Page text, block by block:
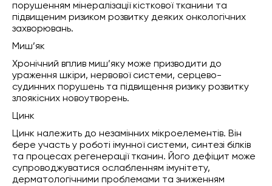
порушенням мінералізації кісткової тканини та
підвищеним ризиком розвитку деяких онкологічних
захворювань.
Миш’як
Хронічний вплив миш’яку може призводити до
ураження шкіри, нервової системи, серцево-
судинних порушень та підвищення ризику розвитку
злоякісних новоутворень.
Цинк
Цинк належить до незамінних мікроелементів. Він
бере участь у роботі імунної системи, синтезі білків
та процесах регенерації тканин. Його дефіцит може
супроводжуватися ослабленням імунітету,
дерматологічними проблемами та зниженням